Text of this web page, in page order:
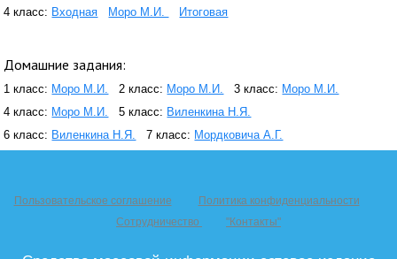
4 класс: Входная Моро М.И. Итоговая
Домашние задания:
1 класс: Моро М.И. 2 класс: Моро М.И. 3 класс: Моро М.И.
4 класс: Моро М.И. 5 класс: Виленкина Н.Я.
6 класс: Виленкина Н.Я. 7 класс: Мордковича А.Г.
Пользовательское соглашение
Политика конфиденциальности
Сотрудничество
"Контакты"